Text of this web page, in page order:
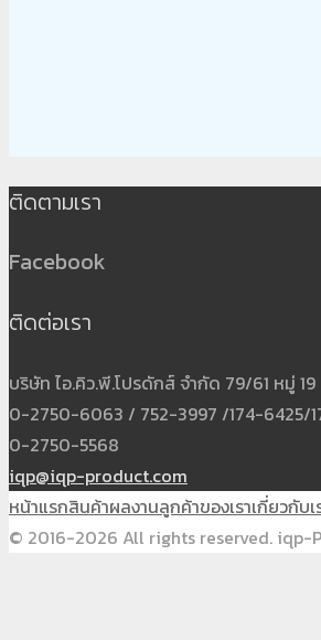
ติดตามเรา
Facebook
ติดต่อเรา
บริษัท ไอ.คิว.พี.โปรดักส์ จำกัด 79/61 หมู่
0-2750-6063 / 752-3997 /174-6425/
0-2750-5568
iqp@iqp-product.com
หน้าแรกสินค้าผลงานลูกค้าของเราเกี่ยวกับเ
© 2016-2026 All rights reserved. iqp-